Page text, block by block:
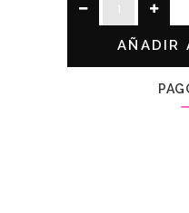
PICANTE
AÑADIR